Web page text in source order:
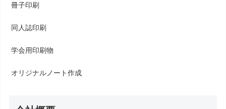
冊子印刷
同人誌印刷
学会用印刷物
オリジナルノート作成